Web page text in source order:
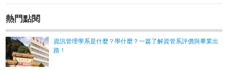
熱門點閱
資訊管理學系是什麼？學什麼？一篇了解資管系評價與畢業出
路！